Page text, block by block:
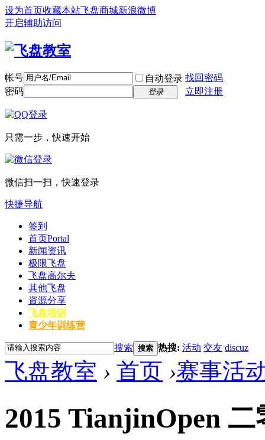
设为首页收藏本站飞盘商城新浪微博
开启辅助访问
帐号 自动登录 找回密码
密码
登录 立即注册
只需一步，快速开始
微信扫一扫，快速登录
快捷导航
签到
首页Portal
新闻资讯
极限飞盘
飞盘高尔夫
其他飞盘
資源分享
飞盘培训
青少年训练营
搜索 搜索 热搜: 活动 交友 discuz
飞盘教室 › 首页 ›赛事活
2015 TianjinOpen